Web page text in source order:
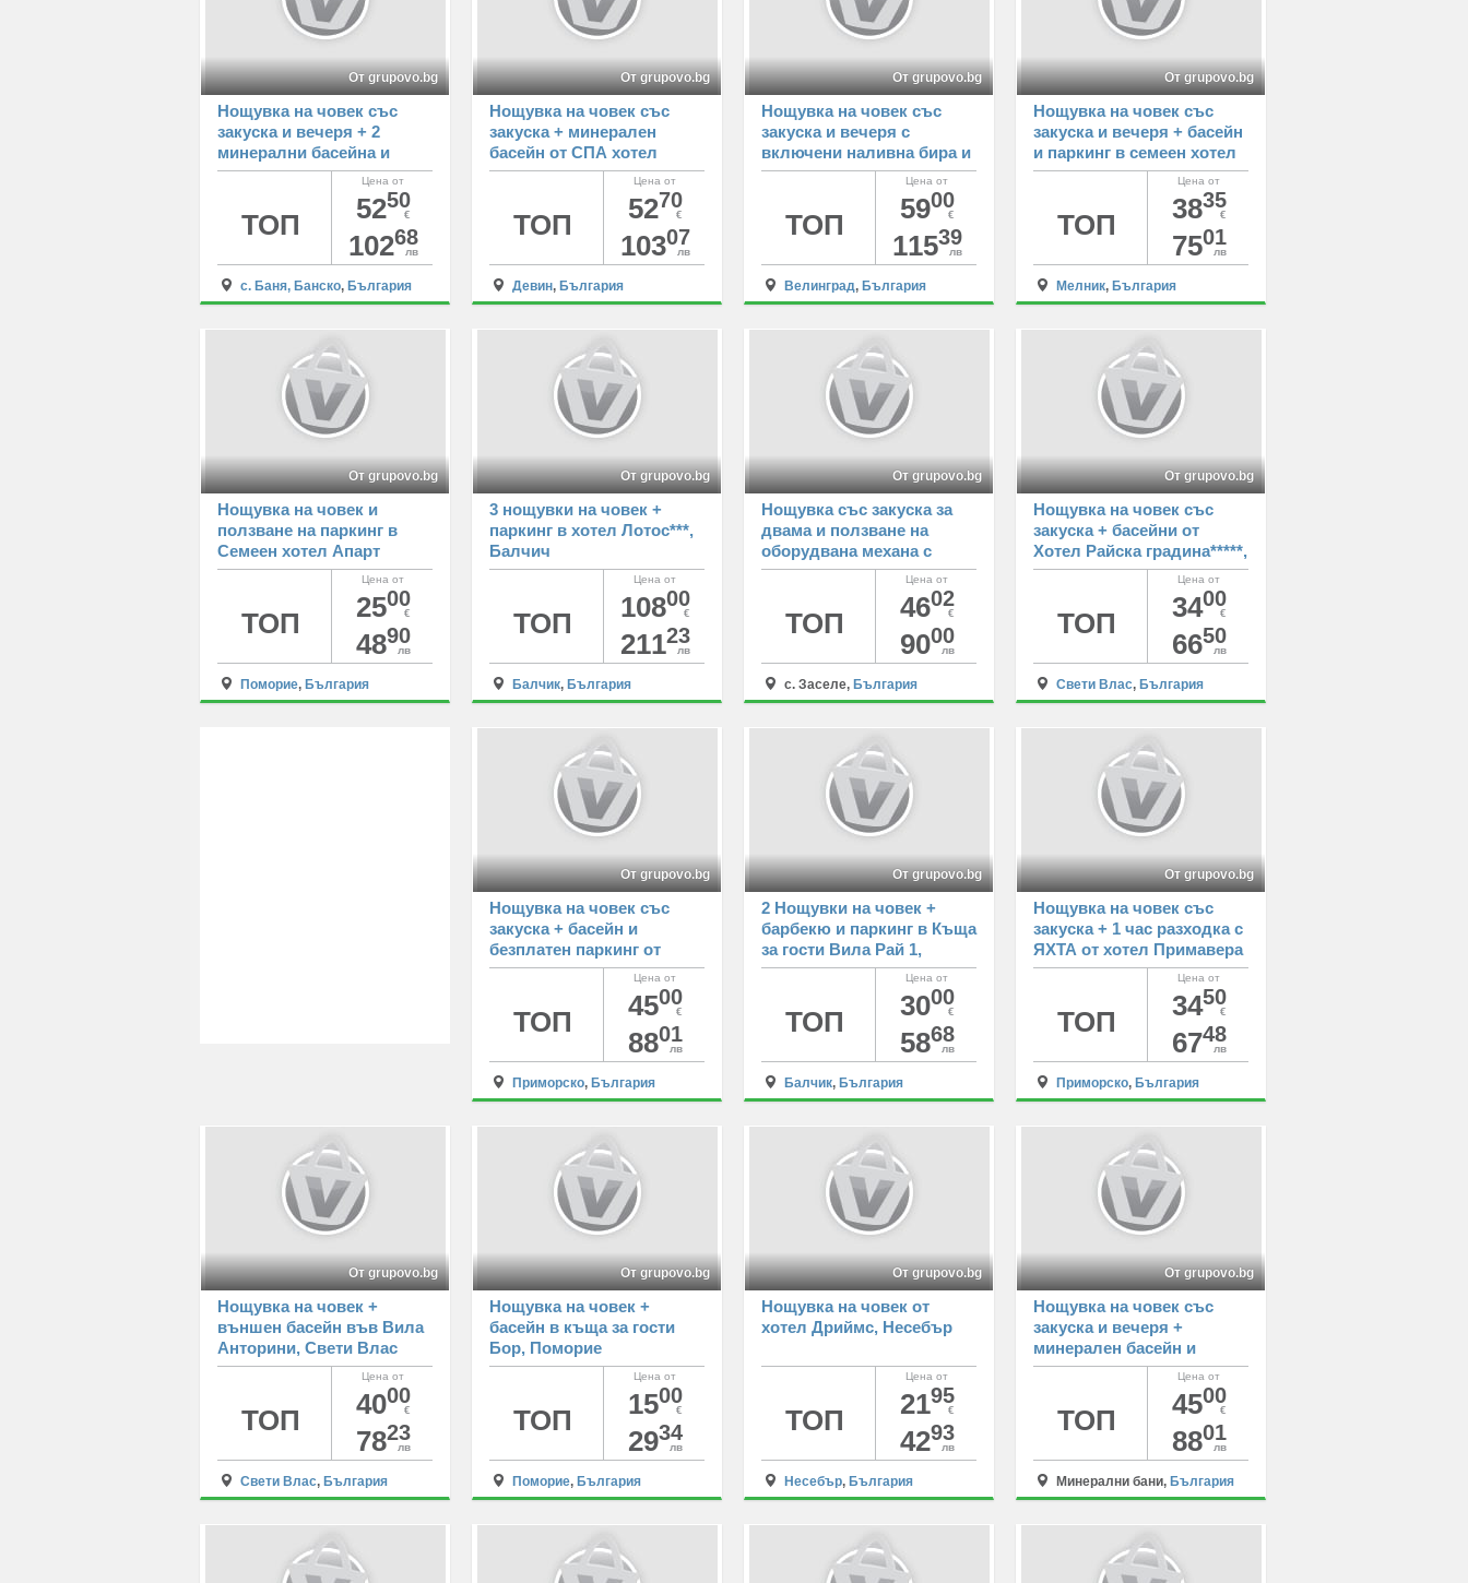
От grupovo.bg
Нощувка на човек със
закуска и вечеря + 2
минерални басейна и
релакс зона в хотел
Севън Сийзънс, с. Баня
Цена от
5250
€
10268
лв
ТОП
с. Баня, Банско, България
От grupovo.bg
Нощувка на човек със
закуска + минерален
басейн от СПА хотел
Орфей 5*, Девин
Цена от
5270
€
10307
лв
ТОП
Девин, България
От grupovo.bg
Нощувка на човек със
закуска и вечеря с
включени наливна бира и
вино + минерален басейн
и релакс зона от Семеен
хотел Алегра 4*,
Велинград
Цена от
5900
€
11539
лв
ТОП
Велинград, България
От grupovo.bg
Нощувка на човек със
закуска и вечеря + басейн
и паркинг в семеен хотел
Макензен, МелникЦена от
3835
€
7501
лв
ТОП
Мелник, България
От grupovo.bg
Нощувка на човек и
ползване на паркинг в
Семеен хотел Апарт
Поморие
Цена от
2500
€
4890
лв
ТОП
Поморие, България
От grupovo.bg
3 нощувки на човек +
паркинг в хотел Лотос***,
Балчич
Цена от
10800
€
21123
лв
ТОП
Балчик, България
От grupovo.bg
Нощувка със закуска за
двама и ползване на
оборудвана механа с
барбекю от Комплекс
Цена от
4602
€
9000
лв
ТОП
с. Заселе, България
От grupovo.bg
Нощувка на човек със
закуска + басейни от
Хотел Райска градина*****,
край Свети Влас
Цена от
3400
€
6650
лв
ТОП
Свети Влас, България
От grupovo.bg
Нощувка на човек със
закуска + басейн и
безплатен паркинг от
хотел Дара, Приморско
Цена от
4500
€
8801
лв
ТОП
Приморско, България
От grupovo.bg
2 Нощувки на човек +
барбекю и паркинг в Къща
за гости Вила Рай 1,
между Албена и Балчик
Цена от
3000
€
5868
лв
ТОП
Балчик, България
От grupovo.bg
Нощувка на човек със
закуска + 1 час разходка с
ЯХТА от хотел Примавера
2, Приморско
Цена от
3450
€
6748
лв
ТОП
Приморско, България
От grupovo.bg
Нощувка на човек +
външен басейн във Вила
Анторини, Свети Влас
Цена от
4000
€
7823
лв
ТОП
Свети Влас, България
От grupovo.bg
Нощувка на човек +
басейн в къща за гости
Бор, Поморие
Цена от
1500
€
2934
лв
ТОП
Поморие, България
От grupovo.bg
Нощувка на човек от
хотел Дриймс, Несебър
Цена от
2195
€
4293
лв
ТОП
Несебър, България
От grupovo.bg
Нощувка на човек със
закуска и вечеря +
минерален басейн и
релакс център в Семеен
Шипковски минерални
бани
Цена от
4500
€
8801
лв
ТОП
Минерални бани, България